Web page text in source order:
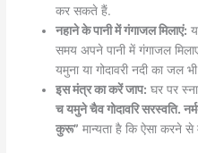
कर सकते हैं.
नहाने के पानी में गंगाजल मिलाएं:
समय अपने पानी में गंगाजल
यमुना या गोदावरी नदी का जल
इस मंत्र का करें जाप: घर पर
च यमुने चैव गोदावरि सरस्वति.
कुरू” मान्यता है कि ऐसा करने